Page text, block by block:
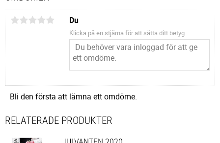
Du
Klicka på en stjärna för att sätta ditt betyg
Bli den första att lämna ett omdöme.
RELATERADE PRODUKTER